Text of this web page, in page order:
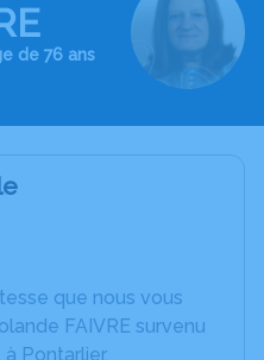
de 76 ans
que nous vous
FAIVRE survenu
Pontarlier.